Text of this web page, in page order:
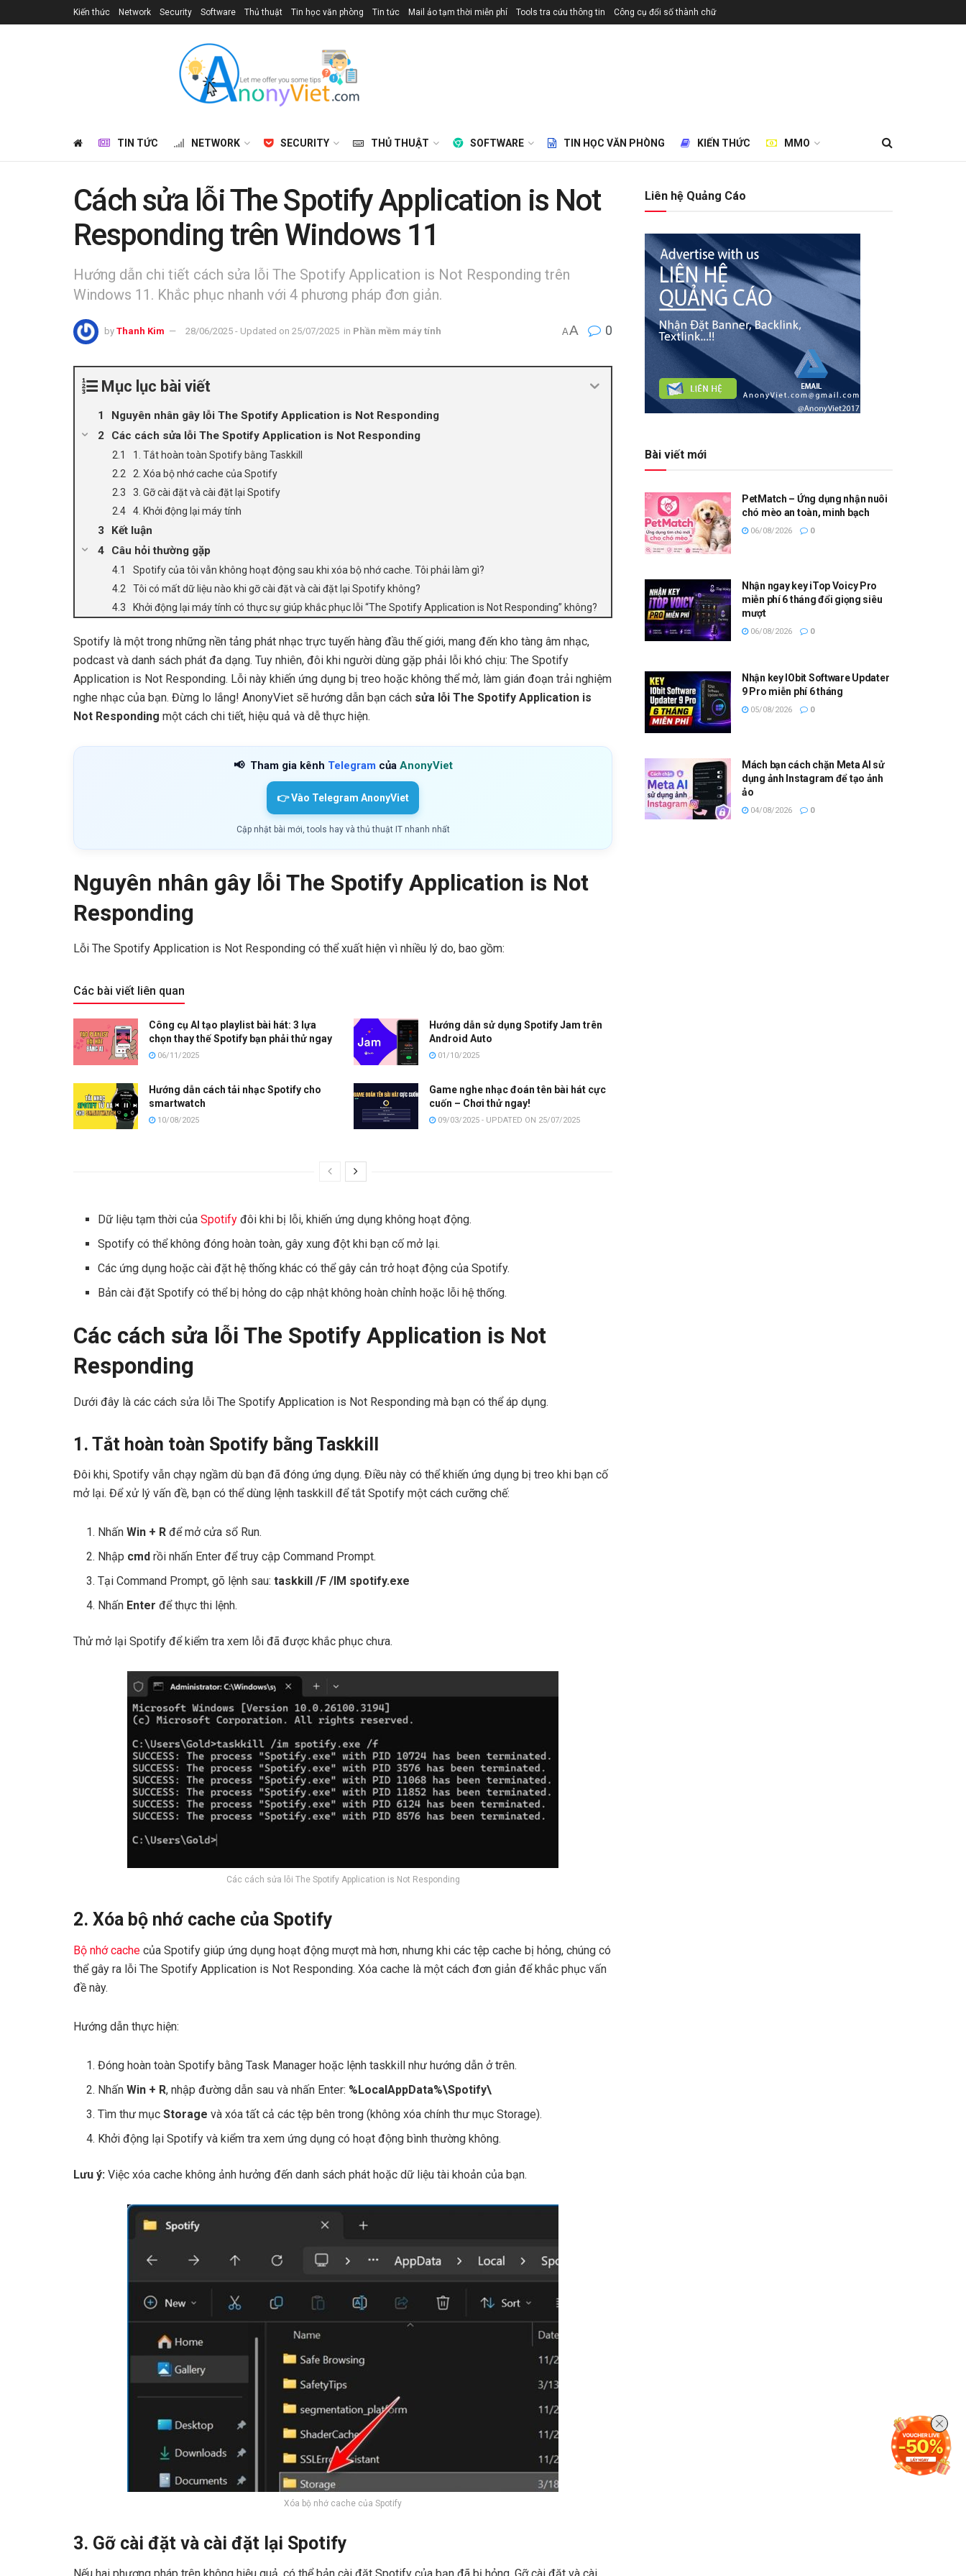
Kiến thức Network Security Software Thủ thuật Tin học văn phòng Tin tức Mail ảo tạm thời miễn phí Tools tra cứu thông tin Công cụ đổi số thành chữ
TIN TỨC NETWORK SECURITY THỦ THUẬT SOFTWARE TIN HỌC VĂN PHÒNG KIẾN THỨC MMO
Cách sửa lỗi The Spotify Application is Not
Responding trên Windows 11
Hướng dẫn chi tiết cách sửa lỗi The Spotify Application is Not Responding trên
Windows 11. Khắc phục nhanh với 4 phương pháp đơn giản.
by Thanh Kim 28/06/2025 - Updated on 25/07/2025 in Phần mềm máy tính AA 0
Mục lục bài viết
Nguyên nhân gây lỗi The Spotify Application is Not Responding
Các cách sửa lỗi The Spotify Application is Not Responding
1. Tắt hoàn toàn Spotify bằng Taskkill
2. Xóa bộ nhớ cache của Spotify
3. Gỡ cài đặt và cài đặt lại Spotify
4. Khởi động lại máy tính
Kết luận
Câu hỏi thường gặp
Spotify của tôi vẫn không hoạt động sau khi xóa bộ nhớ cache. Tôi phải làm gì?
Tôi có mất dữ liệu nào khi gỡ cài đặt và cài đặt lại Spotify không?
Khởi động lại máy tính có thực sự giúp khắc phục lỗi “The Spotify Application is Not Responding” không?
Spotify là một trong những nền tảng phát nhạc trực tuyến hàng đầu thế giới, mang đến kho tàng âm nhạc,
podcast và danh sách phát đa dạng. Tuy nhiên, đôi khi người dùng gặp phải lỗi khó chịu: The Spotify
Application is Not Responding. Lỗi này khiến ứng dụng bị treo hoặc không thể mở, làm gián đoạn trải nghiệm
nghe nhạc của bạn. Đừng lo lắng! AnonyViet sẽ hướng dẫn bạn cách sửa lỗi The Spotify Application is
Not Responding một cách chi tiết, hiệu quả và dễ thực hiện.
📢 Tham gia kênh Telegram của AnonyViet
👉 Vào Telegram AnonyViet
Cập nhật bài mới, tools hay và thủ thuật IT nhanh nhất
Nguyên nhân gây lỗi The Spotify Application is Not
Responding
Lỗi The Spotify Application is Not Responding có thể xuất hiện vì nhiều lý do, bao gồm:
Các bài viết liên quan
Công cụ AI tạo playlist bài hát: 3 lựa
chọn thay thế Spotify bạn phải thử ngay
06/11/2025
Hướng dẫn sử dụng Spotify Jam trên
Android Auto
01/10/2025
Hướng dẫn cách tải nhạc Spotify cho
smartwatch
10/08/2025
Game nghe nhạc đoán tên bài hát cực
cuốn – Chơi thử ngay!
09/03/2025 - UPDATED ON 25/07/2025
Dữ liệu tạm thời củaSpotifyđôi khi bị lỗi, khiến ứng dụng không hoạt động.
Spotify có thể không đóng hoàn toàn, gây xung đột khi bạn cố mở lại.
Các ứng dụng hoặc cài đặt hệ thống khác có thể gây cản trở hoạt động của Spotify.
Bản cài đặt Spotify có thể bị hỏng do cập nhật không hoàn chỉnh hoặc lỗi hệ thống.
Các cách sửa lỗi The Spotify Application is Not
Responding
Dưới đây là các cách sửa lỗi The Spotify Application is Not Responding mà bạn có thể áp dụng.
1. Tắt hoàn toàn Spotify bằng Taskkill
Đôi khi, Spotify vẫn chạy ngầm dù bạn đã đóng ứng dụng. Điều này có thể khiến ứng dụng bị treo khi bạn cố
mở lại. Để xử lý vấn đề, bạn có thể dùng lệnh taskkill để tắt Spotify một cách cưỡng chế:
NhấnWin + R để mở cửa sổ Run.
Nhập cmd rồi nhấn Enter để truy cập Command Prompt.
Tại Command Prompt, gõ lệnh sau:taskkill /F /IM spotify.exe
Nhấn Enter để thực thi lệnh.
Thử mở lại Spotify để kiểm tra xem lỗi đã được khắc phục chưa.
Các cách sửa lỗi The Spotify Application is Not Responding
2. Xóa bộ nhớ cache của Spotify
Bộ nhớ cache của Spotify giúp ứng dụng hoạt động mượt mà hơn, nhưng khi các tệp cache bị hỏng, chúng có
thể gây ra lỗi The Spotify Application is Not Responding. Xóa cache là một cách đơn giản để khắc phục vấn
đề này.
Hướng dẫn thực hiện:
Đóng hoàn toàn Spotify bằng Task Manager hoặc lệnh taskkill như hướng dẫn ở trên.
NhấnWin + R, nhập đường dẫn sau và nhấn Enter: %LocalAppData%\Spotify\
Tìm thư mụcStorage và xóa tất cả các tệp bên trong (không xóa chính thư mục Storage).
Khởi động lại Spotify và kiểm tra xem ứng dụng có hoạt động bình thường không.
Lưu ý: Việc xóa cache không ảnh hưởng đến danh sách phát hoặc dữ liệu tài khoản của bạn.
Xóa bộ nhớ cache của Spotify
3. Gỡ cài đặt và cài đặt lại Spotify
Liên hệ Quảng Cáo
Bài viết mới
PetMatch – Ứng dụng nhận nuôi
chó mèo an toàn, minh bạch
06/08/2026 0
Nhận ngay key iTop Voicy Pro
miễn phí 6 tháng đổi giọng siêu
mượt
06/08/2026 0
Nhận key IObit Software Updater
9 Pro miễn phí 6 tháng
05/08/2026 0
Mách bạn cách chặn Meta AI sử
dụng ảnh Instagram để tạo ảnh
ảo
04/08/2026 0